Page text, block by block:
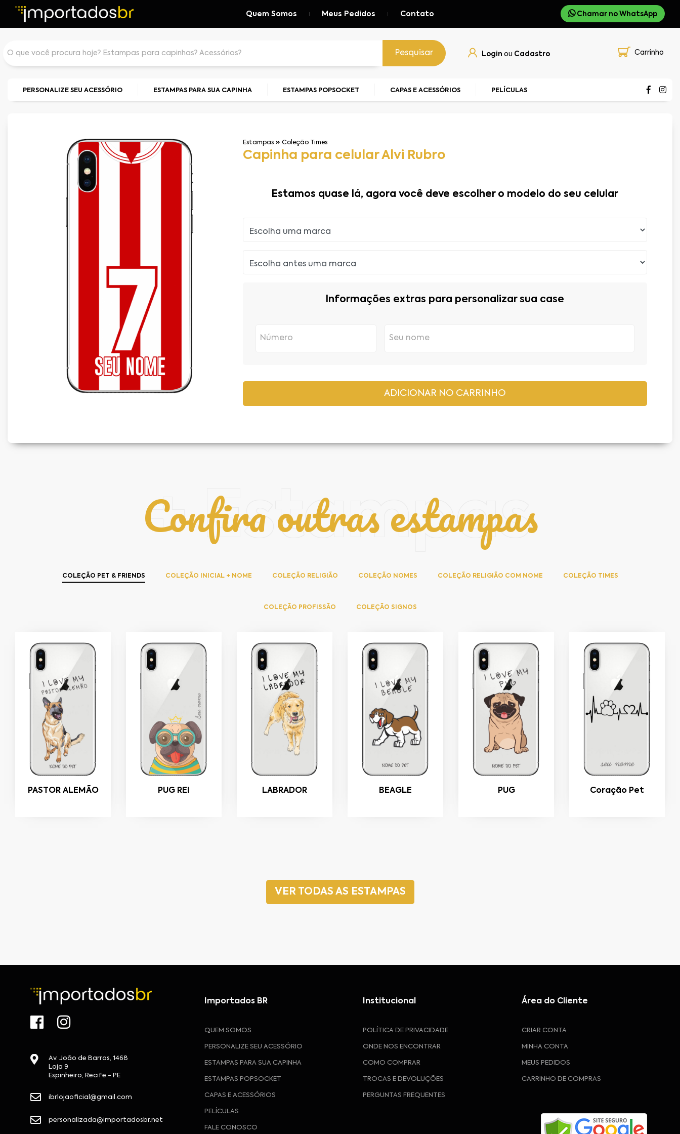
Quem Somos Meus Pedidos Contato Chamar no WhatsApp
Pesquisar Login ou Cadastro Carrinho
PERSONALIZE SEU ACESSÓRIO ESTAMPAS PARA SUA CAPINHA ESTAMPAS POPSOCKET CAPAS E ACESSÓRIOS PELÍCULAS
Estampas Coleção Times
Capinha para celular Alvi Rubro
Estamos quase lá, agora você deve escolher o modelo do seu celular
Informações extras para personalizar sua case
Confira outras estampas
+ Estampas
COLEÇÃO PET & FRIENDS COLEÇÃO INICIAL + NOME COLEÇÃO RELIGIÃO COLEÇÃO NOMES COLEÇÃO RELIGIÃO COM NOME COLEÇÃO TIMES
COLEÇÃO PROFISSÃO COLEÇÃO SIGNOS
PASTOR ALEMÃO PUG REI LABRADOR BEAGLE PUG Coração Pet
VER TODAS AS ESTAMPAS
Av. João de Barros, 1468
Loja 9
Espinheiro, Recife - PE
ibrlojaoficial@gmail.com
personalizada@importadosbr.net
Importados BR
QUEM SOMOS
PERSONALIZE SEU ACESSÓRIO
ESTAMPAS PARA SUA CAPINHA
ESTAMPAS POPSOCKET
CAPAS E ACESSÓRIOS
PELÍCULAS
FALE CONOSCO
Institucional
POLÍTICA DE PRIVACIDADE
ONDE NOS ENCONTRAR
COMO COMPRAR
TROCAS E DEVOLUÇÕES
PERGUNTAS FREQUENTES
Área do Cliente
CRIAR CONTA
MINHA CONTA
MEUS PEDIDOS
CARRINHO DE COMPRAS